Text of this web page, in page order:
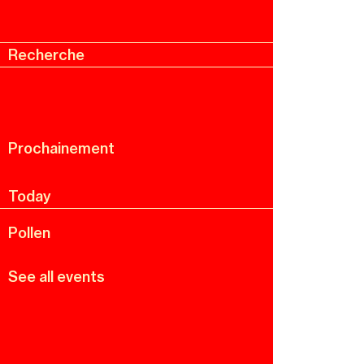
Menu
Recherche
Prochainement
Today
Pollen
See all events